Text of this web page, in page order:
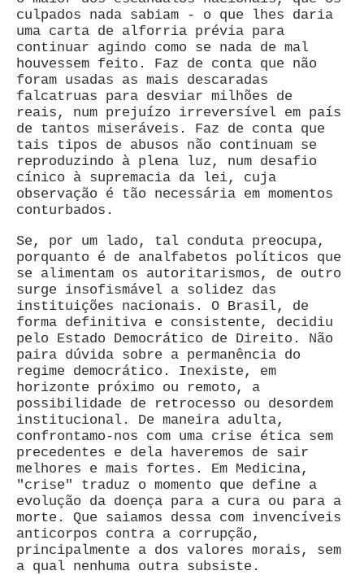
culpados nada sabiam - o que lhes daria
uma carta de alforria prévia para
continuar agindo como se nada de mal
houvessem feito. Faz de conta que não
foram usadas as mais descaradas
falcatruas para desviar milhões de
reais, num prejuízo irreversível em país
de tantos miseráveis. Faz de conta que
tais tipos de abusos não continuam se
reproduzindo à plena luz, num desafio
cínico à supremacia da lei, cuja
observação é tão necessária em momentos
conturbados.
Se, por um lado, tal conduta preocupa,
porquanto é de analfabetos políticos que
se alimentam os autoritarismos, de outro
surge insofismável a solidez das
instituições nacionais. O Brasil, de
forma definitiva e consistente, decidiu
pelo Estado Democrático de Direito. Não
paira dúvida sobre a permanência do
regime democrático. Inexiste, em
horizonte próximo ou remoto, a
possibilidade de retrocesso ou desordem
institucional. De maneira adulta,
confrontamo-nos com uma crise ética sem
precedentes e dela haveremos de sair
melhores e mais fortes. Em Medicina,
"crise" traduz o momento que define a
evolução da doença para a cura ou para a
morte. Que saiamos dessa com invencíveis
anticorpos contra a corrupção,
principalmente a dos valores morais, sem
a qual nenhuma outra subsiste.